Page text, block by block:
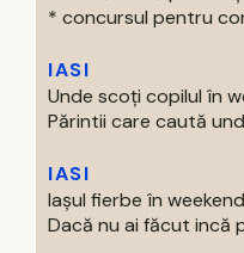
* concursul pentru
IASI
Unde scoți copilul în
Părintii care caută
IASI
Iașul fierbe în
Dacă nu ai făcut incă